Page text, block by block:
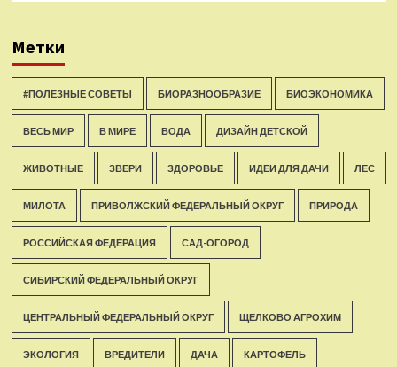
Метки
#ПОЛЕЗНЫЕ СОВЕТЫ БИОРАЗНООБРАЗИЕ БИОЭКОНОМИКА
ВЕСЬ МИР В МИРЕ ВОДА ДИЗАЙН ДЕТСКОЙ
ЖИВОТНЫЕ ЗВЕРИ ЗДОРОВЬЕ ИДЕИ ДЛЯ ДАЧИ ЛЕС
МИЛОТА ПРИВОЛЖСКИЙ ФЕДЕРАЛЬНЫЙ ОКРУГ ПРИРОДА
РОССИЙСКАЯ ФЕДЕРАЦИЯ САД-ОГОРОД
СИБИРСКИЙ ФЕДЕРАЛЬНЫЙ ОКРУГ
ЦЕНТРАЛЬНЫЙ ФЕДЕРАЛЬНЫЙ ОКРУГ ЩЕЛКОВО АГРОХИМ
ЭКОЛОГИЯ ВРЕДИТЕЛИ ДАЧА КАРТОФЕЛЬ